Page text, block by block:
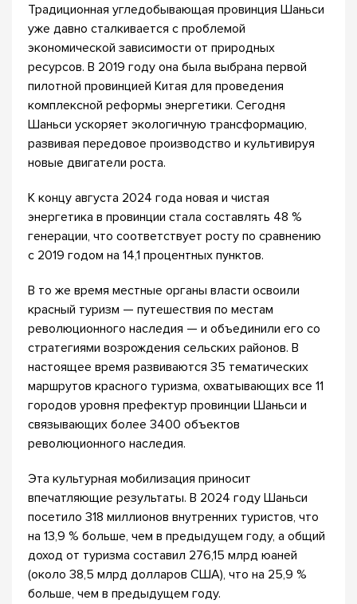
Традиционная угледобывающая провинция Шаньси
уже давно сталкивается с проблемой
экономической зависимости от природных
ресурсов. В 2019 году она была выбрана первой
пилотной провинцией Китая для проведения
комплексной реформы энергетики. Сегодня
Шаньси ускоряет экологичную трансформацию,
развивая передовое производство и культивируя
новые двигатели роста.
К концу августа 2024 года новая и чистая
энергетика в провинции стала составлять 48 %
генерации, что соответствует росту по сравнению
с 2019 годом на 14,1 процентных пунктов.
В то же время местные органы власти освоили
красный туризм — путешествия по местам
революционного наследия — и объединили его со
стратегиями возрождения сельских районов. В
настоящее время развиваются 35 тематических
маршрутов красного туризма, охватывающих все 11
городов уровня префектур провинции Шаньси и
связывающих более 3400 объектов
революционного наследия.
Эта культурная мобилизация приносит
впечатляющие результаты. В 2024 году Шаньси
посетило 318 миллионов внутренних туристов, что
на 13,9 % больше, чем в предыдущем году, а общий
доход от туризма составил 276,15 млрд юаней
(около 38,5 млрд долларов США), что на 25,9 %
больше, чем в предыдущем году.